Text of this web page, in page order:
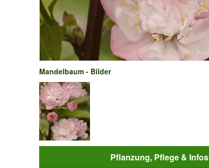
Mandelbaum - Bilder
Pflanzung, Pflege & Infos